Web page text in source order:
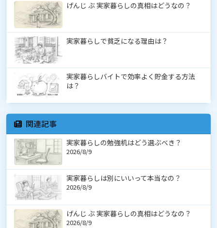
げんじ ぶ 実家暮らしの真相はどうなの？
実家暮らしで貧乏になる理由は？
実家暮らしバイトで効率よく貯金する方法
は？
関連記事
実家暮らしの勉強机はどう選ぶべき？
2026/8/9
実家暮らしは別にいいって本当なの？
2026/8/9
げんじ ぶ 実家暮らしの真相はどうなの？
2026/8/9